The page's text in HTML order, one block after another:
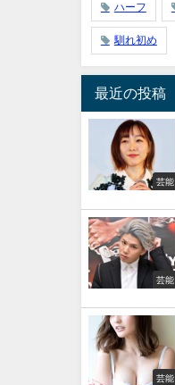
ハーフ
馴れ初め
最近の投稿
芸能
芸能
芸能